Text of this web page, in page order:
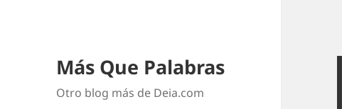
Más Que Palabras
Otro blog más de Deia.com